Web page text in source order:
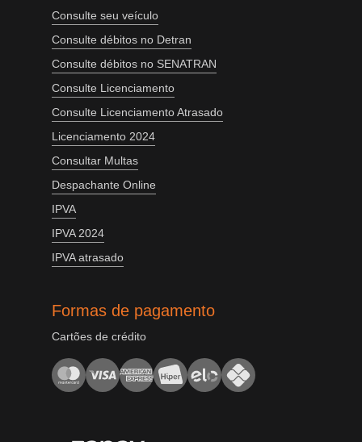
Consulte seu veículo
Consulte débitos no Detran
Consulte débitos no SENATRAN
Consulte Licenciamento
Consulte Licenciamento Atrasado
Licenciamento 2024
Consultar Multas
Despachante Online
IPVA
IPVA 2024
IPVA atrasado
Formas de pagamento
Cartões de crédito